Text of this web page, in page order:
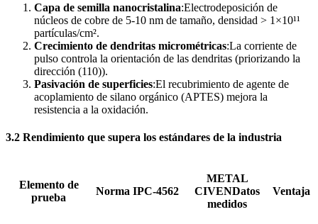
Capa de semilla nanocristalina:Electrodeposición de
núcleos de cobre de 5-10 nm de tamaño, densidad > 1×10¹¹
partículas/cm².
Crecimiento de dendritas micrométricas:La corriente de
pulso controla la orientación de las dendritas (priorizando la
dirección (110)).
Pasivación de superficies:El recubrimiento de agente de
acoplamiento de silano orgánico (APTES) mejora la
resistencia a la oxidación.
3.2 Rendimiento que supera los estándares de la industria
Elemento de
prueba
Norma IPC-4562
METAL
CIVENDatos
medidos
Ventaja